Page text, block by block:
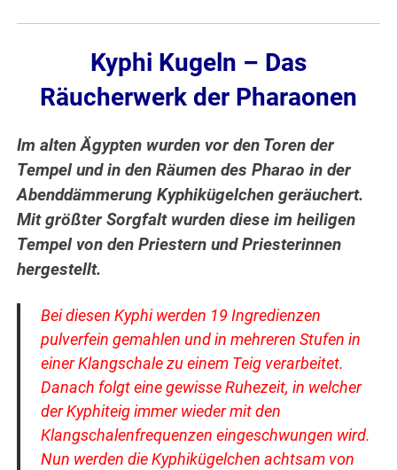
Kyphi Kugeln – Das
Räucherwerk der Pharaonen
Im alten Ägypten wurden vor den Toren der
Tempel und in den Räumen des Pharao in der
Abenddämmerung Kyphikügelchen geräuchert.
Mit größter Sorgfalt wurden diese im heiligen
Tempel von den Priestern und Priesterinnen
hergestellt.
Bei diesen Kyphi werden 19 Ingredienzen
pulverfein gemahlen und in mehreren Stufen in
einer Klangschale zu einem Teig verarbeitet.
Danach folgt eine gewisse Ruhezeit, in welcher
der Kyphiteig immer wieder mit den
Klangschalenfrequenzen eingeschwungen wird.
Nun werden die Kyphikügelchen achtsam von